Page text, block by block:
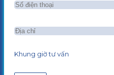
Khung giờ tư vấn